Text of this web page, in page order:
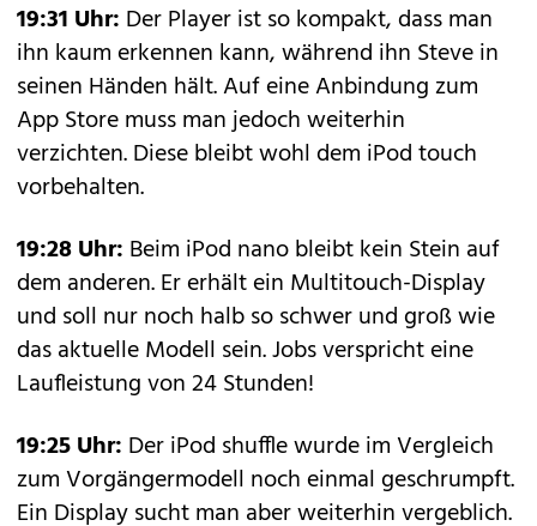
19:31 Uhr: Der Player ist so kompakt, dass man
ihn kaum erkennen kann, während ihn Steve in
seinen Händen hält. Auf eine Anbindung zum
App Store muss man jedoch weiterhin
verzichten. Diese bleibt wohl dem iPod touch
vorbehalten.
19:28 Uhr: Beim iPod nano bleibt kein Stein auf
dem anderen. Er erhält ein Multitouch-Display
und soll nur noch halb so schwer und groß wie
das aktuelle Modell sein. Jobs verspricht eine
Laufleistung von 24 Stunden!
19:25 Uhr: Der iPod shuffle wurde im Vergleich
zum Vorgängermodell noch einmal geschrumpft.
Ein Display sucht man aber weiterhin vergeblich.